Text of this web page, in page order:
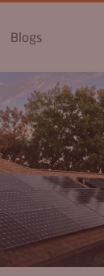
Blogs